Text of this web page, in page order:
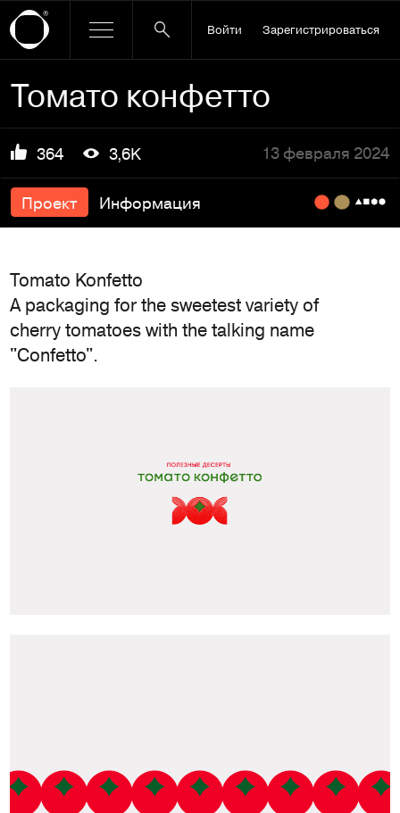
Войти Зарегистрироваться
Томато конфетто
364 3,6K 13 февраля 2024
Проект Информация
Tomato Konfetto
A packaging for the sweetest variety of
cherry tomatoes with the talking name
"Confetto".